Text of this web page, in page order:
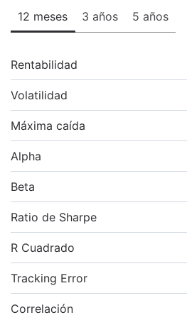
12 meses 3 años 5 años
Rentabilidad
Volatilidad
Máxima caída
Alpha
Beta
Ratio de Sharpe
R Cuadrado
Tracking Error
Correlación